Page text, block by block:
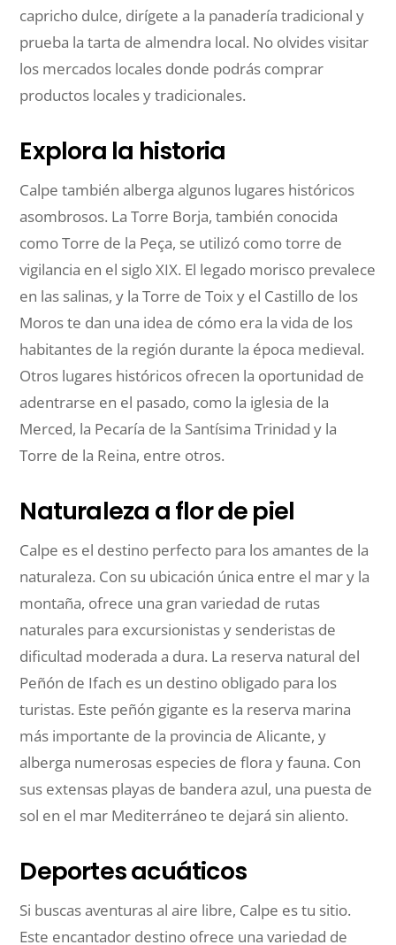
capricho dulce, dirígete a la panadería tradicional y
prueba la tarta de almendra local. No olvides visitar
los mercados locales donde podrás comprar
productos locales y tradicionales.
Explora la historia
Calpe también alberga algunos lugares históricos
asombrosos. La Torre Borja, también conocida
como Torre de la Peça, se utilizó como torre de
vigilancia en el siglo XIX. El legado morisco prevalece
en las salinas, y la Torre de Toix y el Castillo de los
Moros te dan una idea de cómo era la vida de los
habitantes de la región durante la época medieval.
Otros lugares históricos ofrecen la oportunidad de
adentrarse en el pasado, como la iglesia de la
Merced, la Pecaría de la Santísima Trinidad y la
Torre de la Reina, entre otros.
Naturaleza a flor de piel
Calpe es el destino perfecto para los amantes de la
naturaleza. Con su ubicación única entre el mar y la
montaña, ofrece una gran variedad de rutas
naturales para excursionistas y senderistas de
dificultad moderada a dura. La reserva natural del
Peñón de Ifach es un destino obligado para los
turistas. Este peñón gigante es la reserva marina
más importante de la provincia de Alicante, y
alberga numerosas especies de flora y fauna. Con
sus extensas playas de bandera azul, una puesta de
sol en el mar Mediterráneo te dejará sin aliento.
Deportes acuáticos
Si buscas aventuras al aire libre, Calpe es tu sitio.
Este encantador destino ofrece una variedad de